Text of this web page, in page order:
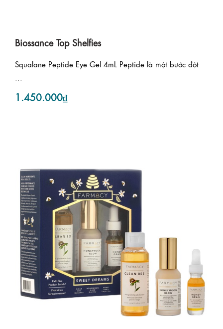
Biossance Top Shelfies
Squalane Peptide Eye Gel 4mL Peptide là một bước đột
...
1.450.000₫